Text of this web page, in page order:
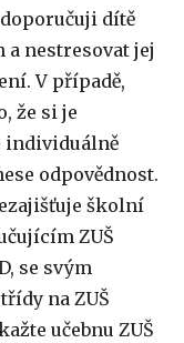
dítě
a nestresovat jej
V případě,
že si je
individuálně
odpovědnost.
školní
ZUŠ
se svým
na ZUŠ
učebnu ZUŠ